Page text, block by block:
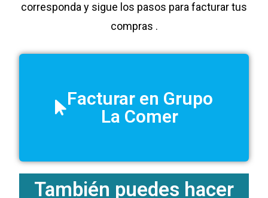
corresponda y sigue los pasos para facturar tus
compras .
Facturar en Grupo
La Comer
También puedes hacer